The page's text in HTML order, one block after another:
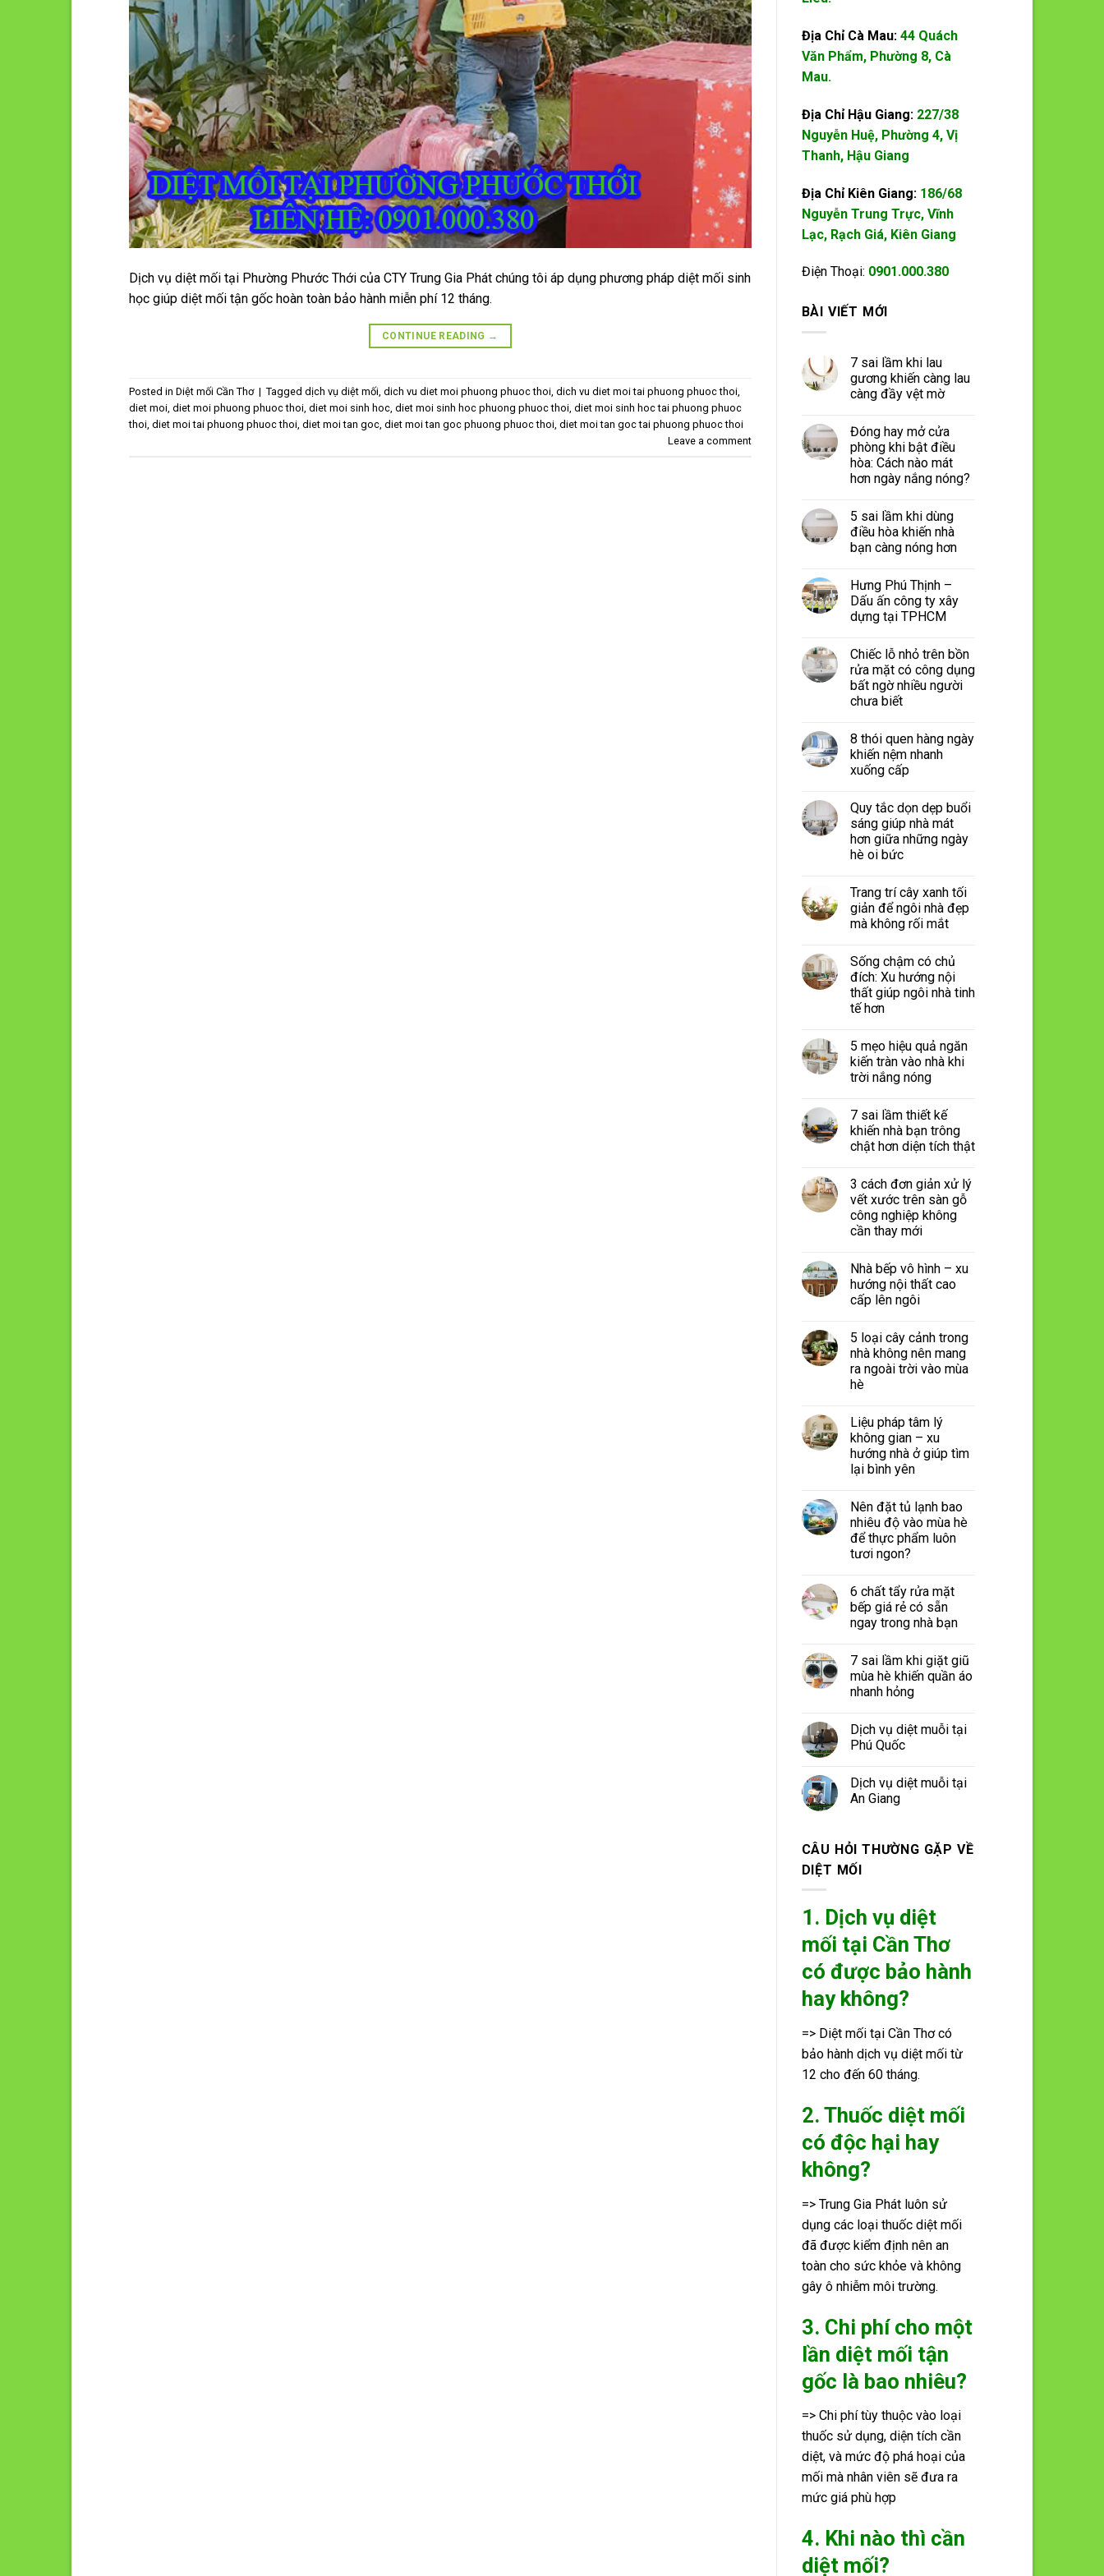
Dịch vụ diệt mối tại Phường Phước Thới của CTY Trung Gia Phát chúng tôi áp dụng phương pháp diệt mối sinh
học giúp diệt mối tận gốc hoàn toàn bảo hành miễn phí 12 tháng.
CONTINUE READING →
Posted in Diệt mối Cần Thơ | Tagged dịch vụ diệt mối, dich vu diet moi phuong phuoc thoi, dich vu diet moi tai phuong phuoc thoi,
diet moi, diet moi phuong phuoc thoi, diet moi sinh hoc, diet moi sinh hoc phuong phuoc thoi, diet moi sinh hoc tai phuong phuoc
thoi, diet moi tai phuong phuoc thoi, diet moi tan goc, diet moi tan goc phuong phuoc thoi, diet moi tan goc tai phuong phuoc thoi
Leave a comment
Địa Chỉ Cà Mau: 44 Quách
Văn Phẩm, Phường 8, Cà
Mau.
Địa Chỉ Hậu Giang: 227/38
Nguyễn Huệ, Phường 4, Vị
Thanh, Hậu Giang
Địa Chỉ Kiên Giang: 186/68
Nguyễn Trung Trực, Vĩnh
Lạc, Rạch Giá, Kiên Giang
Điện Thoại: 0901.000.380
BÀI VIẾT MỚI
7 sai lầm khi lau
gương khiến càng lau
càng đầy vệt mờ
Đóng hay mở cửa
phòng khi bật điều
hòa: Cách nào mát
hơn ngày nắng nóng?
5 sai lầm khi dùng
điều hòa khiến nhà
bạn càng nóng hơn
Hưng Phú Thịnh –
Dấu ấn công ty xây
dựng tại TPHCM
Chiếc lỗ nhỏ trên bồn
rửa mặt có công dụng
bất ngờ nhiều người
chưa biết
8 thói quen hàng ngày
khiến nệm nhanh
xuống cấp
Quy tắc dọn dẹp buổi
sáng giúp nhà mát
hơn giữa những ngày
hè oi bức
Trang trí cây xanh tối
giản để ngôi nhà đẹp
mà không rối mắt
Sống chậm có chủ
đích: Xu hướng nội
thất giúp ngôi nhà tinh
tế hơn
5 mẹo hiệu quả ngăn
kiến tràn vào nhà khi
trời nắng nóng
7 sai lầm thiết kế
khiến nhà bạn trông
chật hơn diện tích thật
3 cách đơn giản xử lý
vết xước trên sàn gỗ
công nghiệp không
cần thay mới
Nhà bếp vô hình – xu
hướng nội thất cao
cấp lên ngôi
5 loại cây cảnh trong
nhà không nên mang
ra ngoài trời vào mùa
hè
Liệu pháp tâm lý
không gian – xu
hướng nhà ở giúp tìm
lại bình yên
Nên đặt tủ lạnh bao
nhiêu độ vào mùa hè
để thực phẩm luôn
tươi ngon?
6 chất tẩy rửa mặt
bếp giá rẻ có sẵn
ngay trong nhà bạn
7 sai lầm khi giặt giũ
mùa hè khiến quần áo
nhanh hỏng
Dịch vụ diệt muỗi tại
Phú Quốc
Dịch vụ diệt muỗi tại
An Giang
CÂU HỎI THƯỜNG GẶP VỀ
DIỆT MỐI
1. Dịch vụ diệt
mối tại Cần Thơ
có được bảo hành
hay không?
=> Diệt mối tại Cần Thơ có
bảo hành dịch vụ diệt mối từ
12 cho đến 60 tháng.
2. Thuốc diệt mối
có độc hại hay
không?
=> Trung Gia Phát luôn sử
dụng các loại thuốc diệt mối
đã được kiểm định nên an
toàn cho sức khỏe và không
gây ô nhiễm môi trường.
3. Chi phí cho một
lần diệt mối tận
gốc là bao nhiêu?
=> Chi phí tùy thuộc vào loại
thuốc sử dụng, diện tích cần
diệt, và mức độ phá hoại của
mối mà nhân viên sẽ đưa ra
mức giá phù hợp
4. Khi nào thì cần
diệt mối?